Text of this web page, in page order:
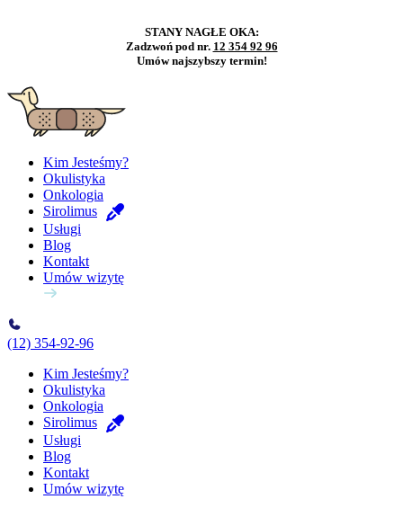
STANY NAGŁE OKA:
Zadzwoń pod nr. 12 354 92 96
Umów najszybszy termin!
Kim Jesteśmy?
Okulistyka
Onkologia
Sirolimus
Usługi
Blog
Kontakt
Umów wizytę
(12) 354-92-96
Kim Jesteśmy?
Okulistyka
Onkologia
Sirolimus
Usługi
Blog
Kontakt
Umów wizytę